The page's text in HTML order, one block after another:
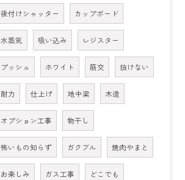
後付けシャッター カップボード
水蒸気 吸い込み レジスター
プッシュ ホワイト 筋交 抜けない
耐力 仕上げ 地中梁 木造
オプション工事 物干し
怖いもの知らず ガクブル 焼肉やまと
お楽しみ ガス工事 どこでも